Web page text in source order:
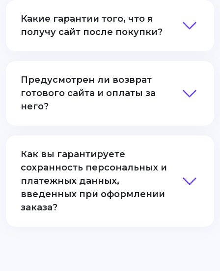
Какие гарантии того, что я
получу сайт после покупки?
Предусмотрен ли возврат
готового сайта и оплаты за
него?
Как вы гарантируете
сохранность персональных и
платежных данных,
введенных при оформлении
заказа?